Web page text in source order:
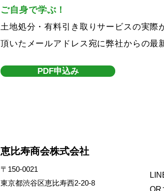
ご自身で学ぶ！
土地処分・有料引き取りサービスの実際
頂いたメールアドレス宛に弊社からの最
PDF申込み
恵比寿商会株式会社
〒150-0021
東京都渋谷区恵比寿西2-20-8